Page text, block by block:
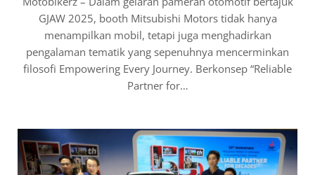
GJAW 2025, booth Mitsubishi Motors tidak hanya
menampilkan mobil, tetapi juga menghadirkan
pengalaman tematik yang sepenuhnya mencerminkan
filosofi Empowering Every Journey. Berkonsep “Reliable
Partner for…